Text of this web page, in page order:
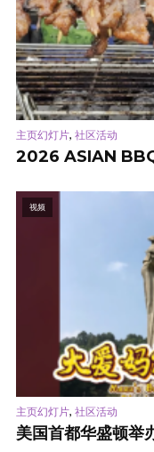
主页幻灯片, 社区活动
2026 ASIAN
视频
主页幻灯片, 社区活动
美国首都华盛顿举